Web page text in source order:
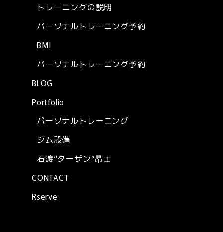
トレーニングの説明
パーソナルトレーニング予約
BMI
パーソナルトレーニング予約
BLOG
Portfolio
パーソナルトレーニング
ジム設備
石渡“ターザン”昂士
CONTACT
Rserve